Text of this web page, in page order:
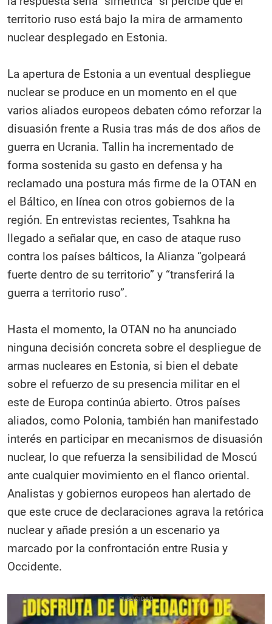
territorio ruso está bajo la mira de armamento
nuclear desplegado en Estonia.
La apertura de Estonia a un eventual despliegue
nuclear se produce en un momento en el que
varios aliados europeos debaten cómo reforzar la
disuasión frente a Rusia tras más de dos años de
guerra en Ucrania. Tallin ha incrementado de
forma sostenida su gasto en defensa y ha
reclamado una postura más firme de la OTAN en
el Báltico, en línea con otros gobiernos de la
región. En entrevistas recientes, Tsahkna ha
llegado a señalar que, en caso de ataque ruso
contra los países bálticos, la Alianza “golpeará
fuerte dentro de su territorio” y “transferirá la
guerra a territorio ruso”.
Hasta el momento, la OTAN no ha anunciado
ninguna decisión concreta sobre el despliegue de
armas nucleares en Estonia, si bien el debate
sobre el refuerzo de su presencia militar en el
este de Europa continúa abierto. Otros países
aliados, como Polonia, también han manifestado
interés en participar en mecanismos de disuasión
nuclear, lo que refuerza la sensibilidad de Moscú
ante cualquier movimiento en el flanco oriental.
Analistas y gobiernos europeos han alertado de
que este cruce de declaraciones agrava la retórica
nuclear y añade presión a un escenario ya
marcado por la confrontación entre Rusia y
Occidente.